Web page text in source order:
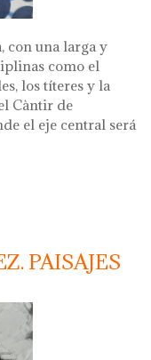
con una larga y
como el
los títeres y la
Càntir de
el eje central será
PAISAJES